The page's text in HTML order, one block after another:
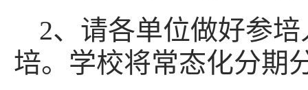
2、请各单位做好参
培。学校将常态化分期